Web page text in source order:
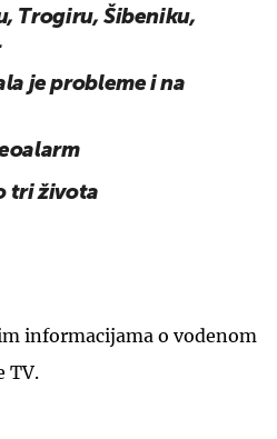
Trogiru, Šibeniku,
je probleme i na
tri života
informacijama o vodenom
TV.